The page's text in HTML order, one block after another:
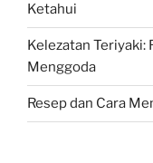
Ketahui
Kelezatan Teriyaki:
Menggoda
Resep dan Cara